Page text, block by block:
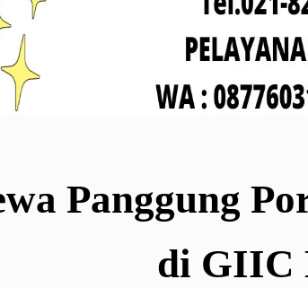
Panggung
di GIIC